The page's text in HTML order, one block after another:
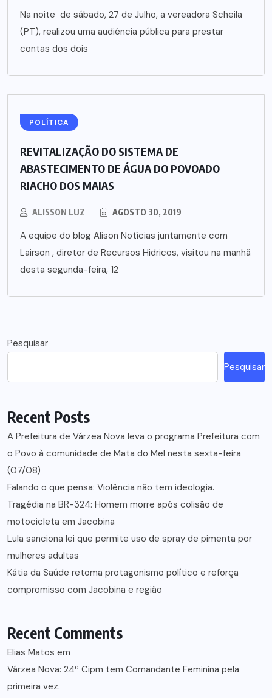
Na noite de sábado, 27 de Julho, a vereadora Scheila
(PT), realizou uma audiência pública para prestar
contas dos dois
POLÍTICA
REVITALIZAÇÃO DO SISTEMA DE
ABASTECIMENTO DE ÁGUA DO POVOADO
RIACHO DOS MAIAS
ALISSON LUZ AGOSTO 30, 2019
A equipe do blog Alison Notícias juntamente com
Lairson , diretor de Recursos Hidricos, visitou na manhã
desta segunda-feira, 12
Pesquisar
Pesquisar
Recent Posts
A Prefeitura de Várzea Nova leva o programa Prefeitura com
o Povo à comunidade de Mata do Mel nesta sexta-feira
(07/08)
Falando o que pensa: Violência não tem ideologia.
Tragédia na BR-324: Homem morre após colisão de
motocicleta em Jacobina
Lula sanciona lei que permite uso de spray de pimenta por
mulheres adultas
Kátia da Saúde retoma protagonismo político e reforça
compromisso com Jacobina e região
Recent Comments
Elias Matos em
Várzea Nova: 24ª Cipm tem Comandante Feminina pela
primeira vez.